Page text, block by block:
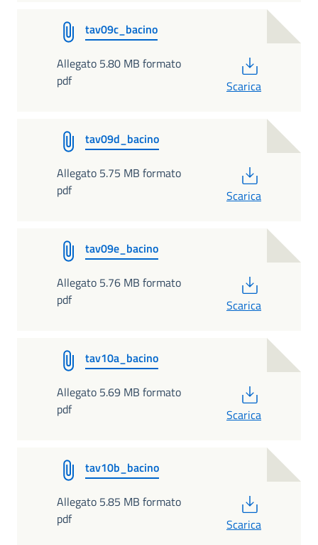
tav09c_bacino
Allegato 5.80 MB formato
pdf
Scarica
tav09d_bacino
Allegato 5.75 MB formato
pdf
Scarica
tav09e_bacino
Allegato 5.76 MB formato
pdf
Scarica
tav10a_bacino
Allegato 5.69 MB formato
pdf
Scarica
tav10b_bacino
Allegato 5.85 MB formato
pdf
Scarica